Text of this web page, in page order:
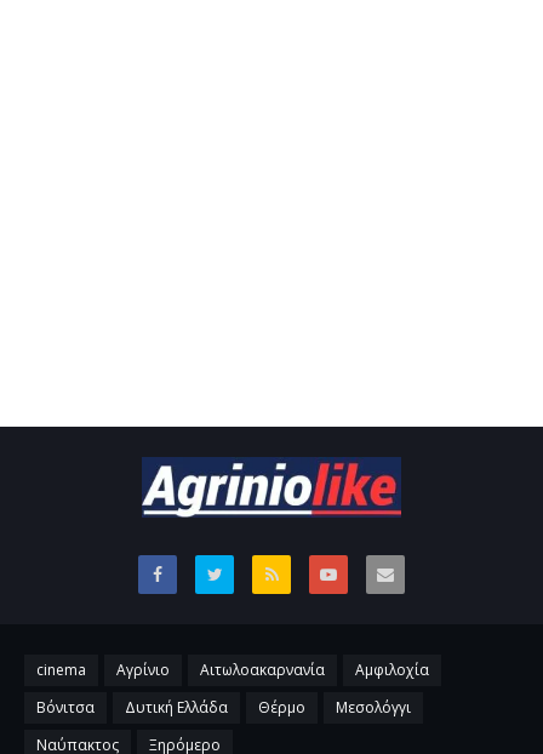
cinema Αγρίνιο Αιτωλοακαρνανία
Αμφιλοχία
Βόνιτσα
Δυτική Ελλάδα Θέρμο
Μεσολόγγι
Ναύπακτος
Ξηρόμερο